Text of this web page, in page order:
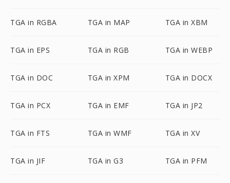
TGA in RGBA TGA in MAP TGA in XBM
TGA in EPS TGA in RGB TGA in WEBP
TGA in DOC TGA in XPM TGA in DOCX
TGA in PCX TGA in EMF TGA in JP2
TGA in FTS TGA in WMF TGA in XV
TGA in JIF TGA in G3 TGA in PFM